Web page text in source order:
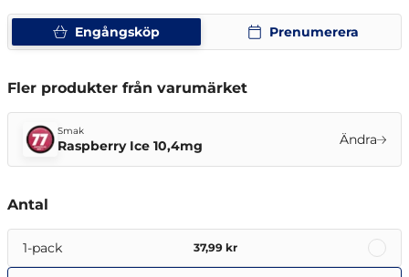
Engångsköp Prenumerera
Fler produkter från varumärket
Smak
Raspberry Ice 10,4mg Ändra
Antal
1-pack 37,99 kr